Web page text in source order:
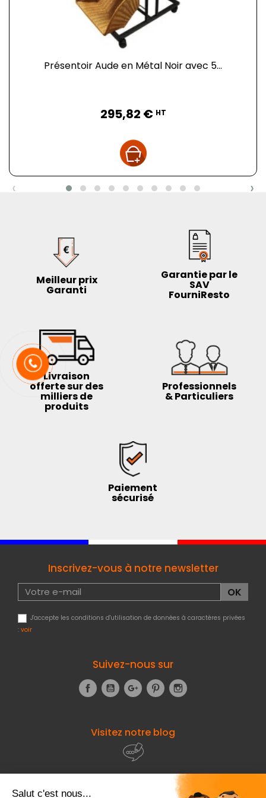
opportunité d'améliorer votre espace de travail et
commandez dès maintenant !
Ce présentoir primeur est monté sur quatre roullettes
autodirectionnelles avec frein. Les étagères se
composent de 4 mannes en polypropylène certifié
Présentoir Aude en Métal Noir avec 5...
295,82 € HT
‹ ›
Meilleur prix
Garanti
Garantie par le
SAV
FourniResto
Livraison
offerte sur des
milliers de
produits
Professionnels
& Particuliers
Paiement
sécurisé
Inscrivez-vous à notre newsletter
J'accepte les conditions d'utilisation de données à caractères privées
: voir
Suivez-nous sur
FacebookYouTubeGoogle+Pinterest
Visitez notre blog